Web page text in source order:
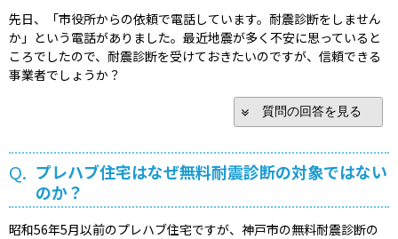
先日、「市役所からの依頼で電話しています。耐震診断をしません
か」という電話がありました。最近地震が多く不安に思っていると
ころでしたので、耐震診断を受けておきたいのですが、信頼できる
事業者でしょうか？
質問の回答を見る
Q. プレハブ住宅はなぜ無料耐震診断の対象ではない
のか？
昭和56年5月以前のプレハブ住宅ですが、神戸市の無料耐震診断の